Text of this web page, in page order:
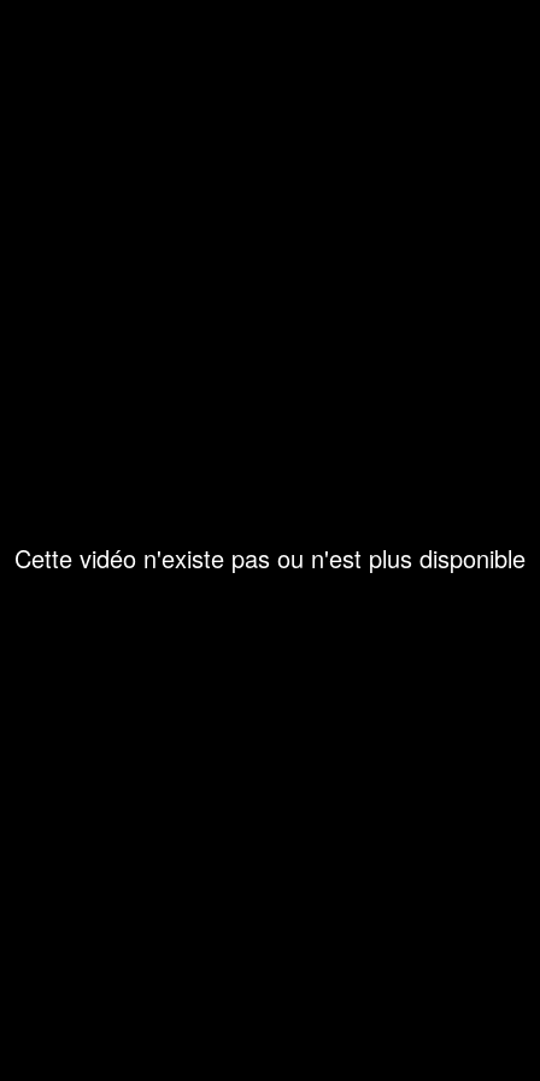
Cette vidéo n'existe pas ou n'est plus disponible